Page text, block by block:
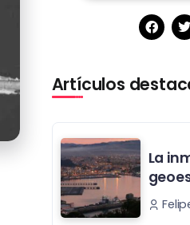
Artículos
La